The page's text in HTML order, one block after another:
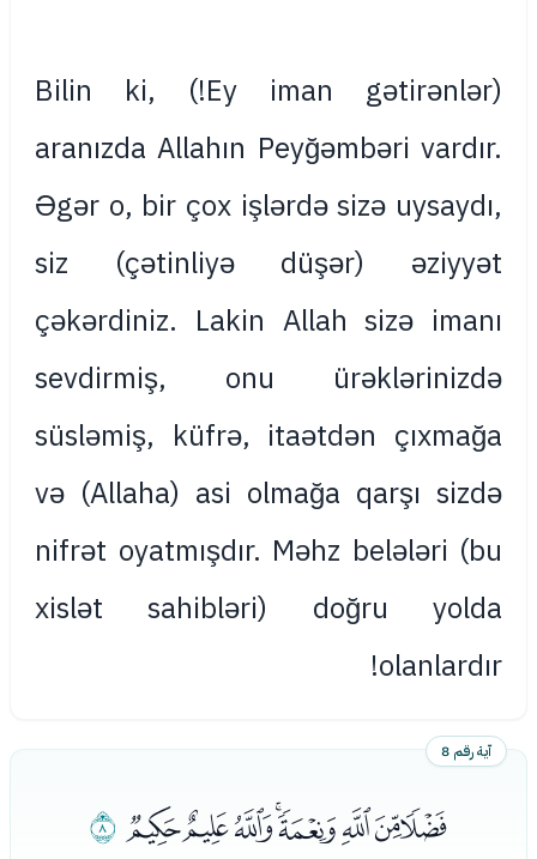
(Ey iman gətirənlər!) Bilin ki,
aranızda Allahın Peyğəmbəri vardır.
Əgər o, bir çox işlərdə sizə uysaydı,
siz (çətinliyə düşər) əziyyət
çəkərdiniz. Lakin Allah sizə imanı
sevdirmiş, onu ürəklərinizdə
süsləmiş, küfrə, itaətdən çıxmağa
və (Allaha) asi olmağa qarşı sizdə
nifrət oyatmışdır. Məhz belələri (bu
xislət sahibləri) doğru yolda
olanlardır!
آية رقم 8
ﮐﮑﮒﮓﮔﮕﮖﮗﮘ